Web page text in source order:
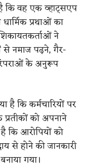
कि वह एक व्हाट्सएप
प्रथाओं का
ने
से नमाज पढ़ने, गैर-
के अनुरूप
है कि कर्मचारियों पर
को अपनाने
कि आरोपियों को
से होने की जानकारी
गया।